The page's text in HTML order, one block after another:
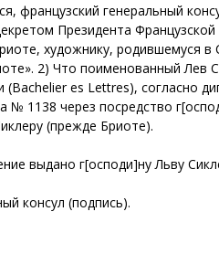
французский генеральный
Президента
художнику, родившемуся
2) Что поименованный Лев
(Bachelier es Lettres), согласно
№ 1138 через посредство
(прежде Бриоте).
выдано г[осподи]ну Льву
консул (подпись).